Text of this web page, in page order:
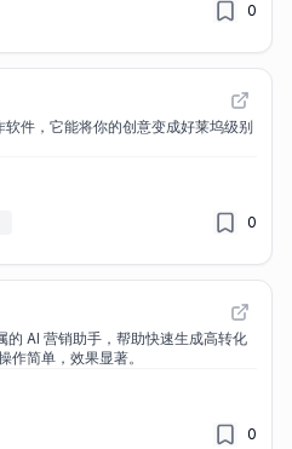
0
件，它能将你的创意变成好莱坞级别
0
AI 营销助手，帮助快速生成高转化
作简单，效果显著。
0